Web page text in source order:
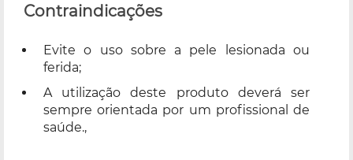
Contraindicações
Evite o uso sobre a pele lesionada ou
ferida;
A utilização deste produto deverá ser
sempre orientada por um profissional de
saúde.,